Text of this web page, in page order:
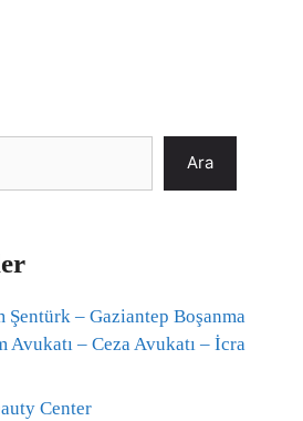
Ara
– Gaziantep Boşanma
Avukatı – Ceza Avukatı – İcra
Center